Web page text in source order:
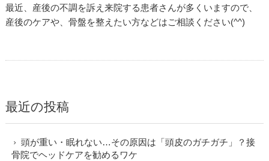
最近、産後の不調を訴え来院する患者さんが多くいますので、
産後のケアや、骨盤を整えたい方などはご相談ください(^^)
最近の投稿
頭が重い・眠れない…その原因は「頭皮のガチガチ」？接
骨院でヘッドケアを勧めるワケ